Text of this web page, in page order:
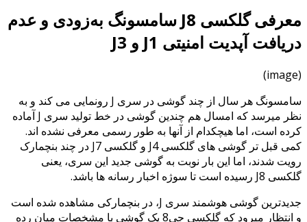
معرفی گلکسی J8 سامسونگ به‌زودی و عدم
دریافت آپدیت امنیتی J1 و J3
(image)
سامسونگ هر سال از چند گوشی در سری J رونمایی می کند و به
نظر میرسد که امسال هم چندین گوشی در خط تولید سری J آماده
کرده است، اما هیچکدام از آنها به طور رسمی معرفی نشده اند.
کمی قبل تر گوشی های گلکسی J4 و گلکسی J7 در چند بنچمارک
رویت شدند، اما این بار نوبت به گوشی جدید این سری، یعنی
گلکسی J8 رسیده است تا سوژه اخبار رسانه ها باشد.
جدیدترین گوشی هوشمند سری J، در بنچمارکی مشاهده شده است
و انتظار میرود که گلکسی جی8 یک گوشی با مشخصات میان رده